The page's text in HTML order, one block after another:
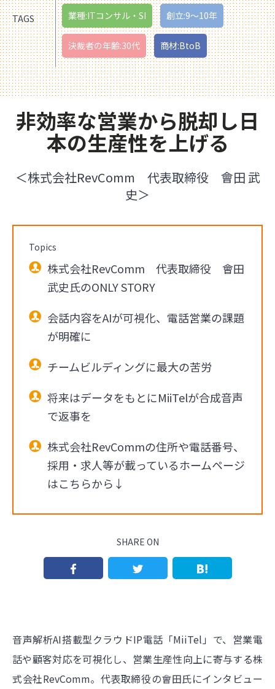
TAGS 業種:ITコンサル・SI 創立:9〜10年
決裁者の年齢:30代 商材:BtoB
非効率な営業から脱却し日
本の生産性を上げる
＜株式会社RevComm 代表取締役 會田 武
史＞
Topics
株式会社RevComm 代表取締役 會田
武史氏のONLY STORY
会話内容をAIが可視化、電話営業の課題
が明確に
チームビルディングに最大の苦労
将来はデータをもとにMiiTelが合成音声
で返事を
株式会社RevCommの住所や電話番号、
採用・求人等が載っているホームページ
はこちらから↓
SHARE ON
音声解析AI搭載型クラウドIP電話「MiiTel」で、営業電
話や顧客対応を可視化し、営業生産性向上に寄与する株
式会社RevComm。代表取締役の會田氏にインタビュー